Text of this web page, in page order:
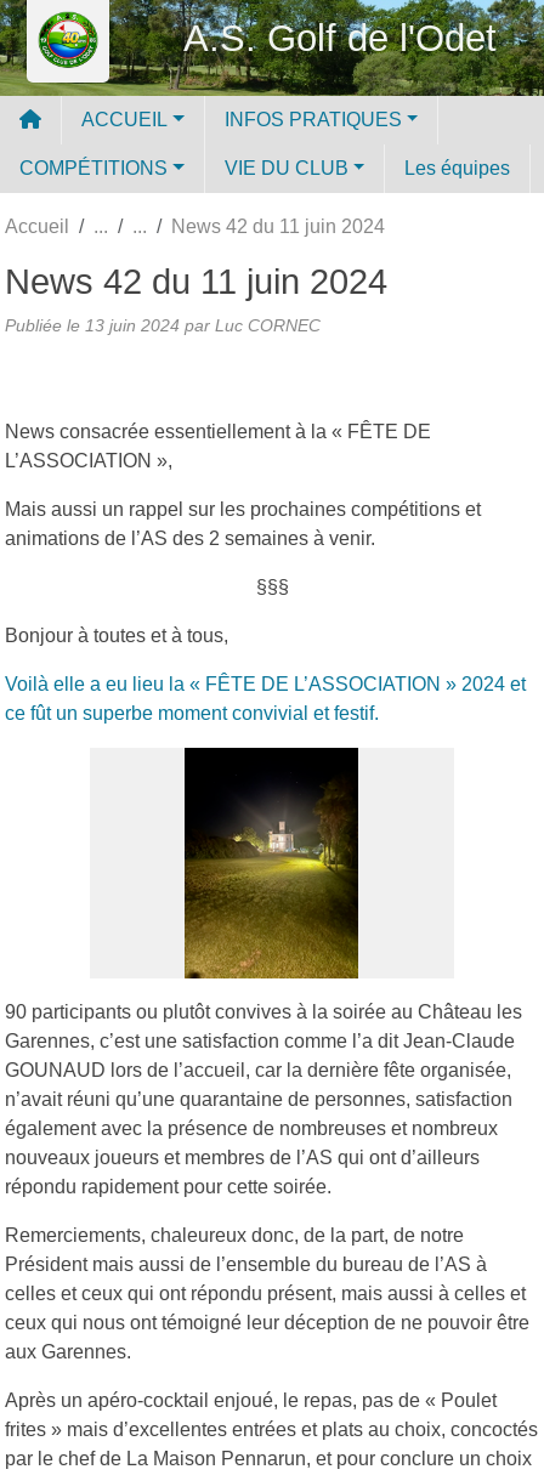
A.S. Golf de l'Odet
ACCUEIL INFOS PRATIQUES
COMPÉTITIONS VIE DU CLUB Les équipes
Accueil News 42 du 11 juin 2024
News 42 du 11 juin 2024
Publiée le 13 juin 2024 par Luc CORNEC
News consacrée essentiellement à la « FÊTE DE
L’ASSOCIATION »,
Mais aussi un rappel sur les prochaines compétitions et
animations de l’AS des 2 semaines à venir.
§§§
Bonjour à toutes et à tous,
Voilà elle a eu lieu la « FÊTE DE L’ASSOCIATION » 2024 et
ce fût un superbe moment convivial et festif.
90 participants ou plutôt convives à la soirée au Château les
Garennes, c’est une satisfaction comme l’a dit Jean-Claude
GOUNAUD lors de l’accueil, car la dernière fête organisée,
n’avait réuni qu’une quarantaine de personnes, satisfaction
également avec la présence de nombreuses et nombreux
nouveaux joueurs et membres de l’AS qui ont d’ailleurs
répondu rapidement pour cette soirée.
Remerciements, chaleureux donc, de la part, de notre
Président mais aussi de l’ensemble du bureau de l’AS à
celles et ceux qui ont répondu présent, mais aussi à celles et
ceux qui nous ont témoigné leur déception de ne pouvoir être
aux Garennes.
Après un apéro-cocktail enjoué, le repas, pas de « Poulet
frites » mais d’excellentes entrées et plats au choix, concoctés
par le chef de La Maison Pennarun, et pour conclure un choix
Panneau de gestion des cookies